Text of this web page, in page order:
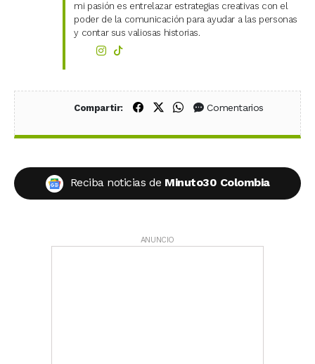
mi pasión es entrelazar estrategias creativas con el
poder de la comunicación para ayudar a las personas
y contar sus valiosas historias.
Compartir: Compartir en Facebook
Compartir en X (Twitter)
Compartir en WhatsApp
Comentarios
Reciba noticias de Minuto30 Colombia
ANUNCIO